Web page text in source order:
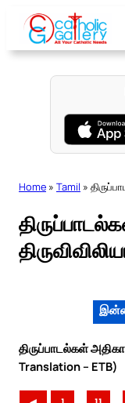
content
Home » Tamil »
திருப்பாடல்கள்
Translation – ETB)